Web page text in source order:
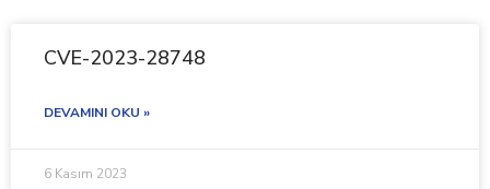
CVE-2023-28748
DEVAMINI OKU »
6 Kasım 2023